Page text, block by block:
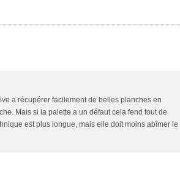
a récupérer facilement de belles planches en
Mais si la palette a un défaut cela fend tout de
est plus longue, mais elle doit moins abîmer le